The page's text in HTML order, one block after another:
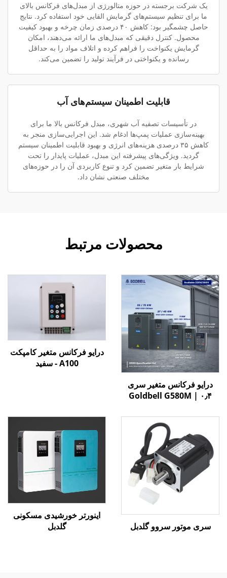
یک شرکت برجسته در حوزه متالورژی از مبدل‌های فرکانس بالای
ما برای تنظیم سیستم‌های گرمایش القایی خود استفاده کرد. نتایج
حاصل چشمگیر بود: کاهش ۴۰ درصدی زمان چرخه و بهبود کیفیت
محصول. کنترل دقیقی که مبدل‌های ما ارائه می‌دهند، امکان
گرمایش یکنواخت را فراهم کرده و اتلاف مواد را به حداقل
رسانده و یکنواختی در فرآیند تولید را تضمین می‌کند.
قابلیت اطمینان سیستم‌های آب
در تأسیسات تصفیه آب شهری، مبدل فرکانس بالا ما برای
بهینه‌سازی عملیات پمپ‌ها ادغام شد. این اجرایی‌سازی منجر به
کاهش ۳۵ درصدی هزینه‌های انرژی و بهبود قابلیت اطمینان سیستم
گردید. ویژگی‌های پیشرفته این مبدل، عملیات پایدار را تحت
شرایط بار متغیر تضمین کرد و تنوع کاربردی آن را در حوزه‌های
مختلف صنعتی نشان داد.
محصولات مرتبط
درایو فرکانس متغیر سری
Goldbell G580M | ۰٫۴
کنترل V/F و برداری | درایو
فرکانس متغیر با گواهینامه
CE
درایو فرکانس متغیر کامپکت
A100 - سفید
سری موتور سروو گلدبل
اینورتر خورشیدی مسکونی
گلدبل